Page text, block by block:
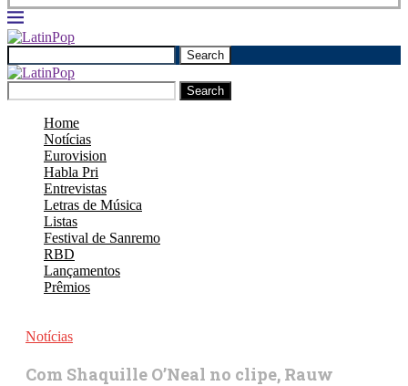
Search
Search
Home
Notícias
Eurovision
Habla Pri
Entrevistas
Letras de Música
Listas
Festival de Sanremo
RBD
Lançamentos
Prêmios
Notícias
Com Shaquille O’Neal no clipe, Rauw